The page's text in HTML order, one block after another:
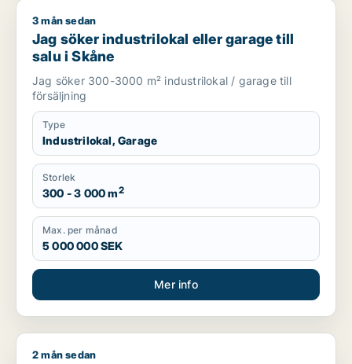
Jag söker industrilokal eller garage till salu i Skåne
3 mån sedan
Jag söker industrilokal eller garage till
salu i Skåne
Jag söker 300-3000 m² industrilokal / garage till
försäljning
Type
Industrilokal, Garage
Storlek
300 - 3 000 m2
Max. per månad
5 000 000 SEK
Mer info
Jag söker industrilokal, butik, bostadsfastighet eller garage
2 mån sedan